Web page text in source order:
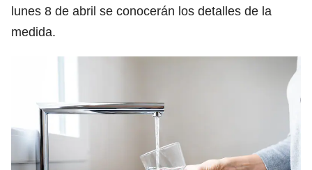
lunes 8 de abril se conocerán los detalles de la
medida.